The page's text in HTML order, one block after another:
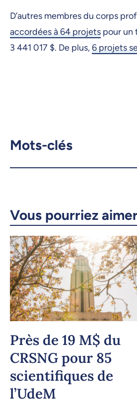
D’autres membres du corps
accordées à 64 projets pour un
3 441 017 $. De plus,6 projets
Mots-clés
Vous pourriez
Près de 19 M$ du
CRSNG pour 85
scientifiques de
l’UdeM